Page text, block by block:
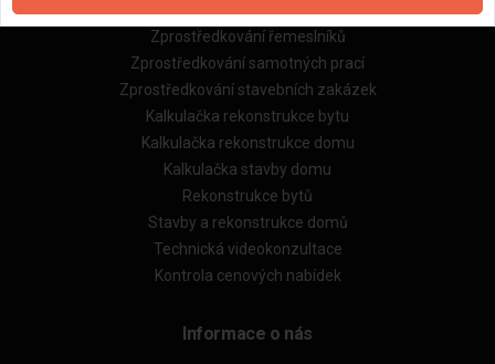
Zprostředkování řemeslníků
Zprostředkování samotných prací
Zprostředkování stavebních zakázek
Kalkulačka rekonstrukce bytu
Kalkulačka rekonstrukce domu
Kalkulačka stavby domu
Rekonstrukce bytů
Stavby a rekonstrukce domů
Technická videokonzultace
Kontrola cenových nabídek
Informace o nás